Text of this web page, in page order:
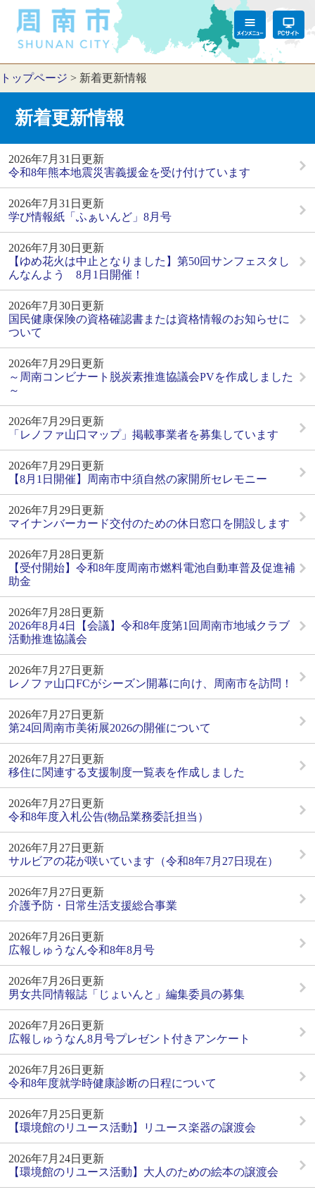
トップページ > 新着更新情報
新着更新情報
2026年7月31日更新
令和8年熊本地震災害義援金を受け付けています
2026年7月31日更新
学び情報紙「ふぁいんど」8月号
2026年7月30日更新
【ゆめ花火は中止となりました】第50回サンフェスタし
んなんよう 8月1日開催！
2026年7月30日更新
国民健康保険の資格確認書または資格情報のお知らせに
ついて
2026年7月29日更新
～周南コンビナート脱炭素推進協議会PVを作成しました
～
2026年7月29日更新
「レノファ山口マップ」掲載事業者を募集しています
2026年7月29日更新
【8月1日開催】周南市中須自然の家開所セレモニー
2026年7月29日更新
マイナンバーカード交付のための休日窓口を開設します
2026年7月28日更新
【受付開始】令和8年度周南市燃料電池自動車普及促進補
助金
2026年7月28日更新
2026年8月4日【会議】令和8年度第1回周南市地域クラブ
活動推進協議会
2026年7月27日更新
レノファ山口FCがシーズン開幕に向け、周南市を訪問！
2026年7月27日更新
第24回周南市美術展2026の開催について
2026年7月27日更新
移住に関連する支援制度一覧表を作成しました
2026年7月27日更新
令和8年度入札公告(物品業務委託担当）
2026年7月27日更新
サルビアの花が咲いています（令和8年7月27日現在）
2026年7月27日更新
介護予防・日常生活支援総合事業
2026年7月26日更新
広報しゅうなん令和8年8月号
2026年7月26日更新
男女共同情報誌「じょいんと」編集委員の募集
2026年7月26日更新
広報しゅうなん8月号プレゼント付きアンケート
2026年7月26日更新
令和8年度就学時健康診断の日程について
2026年7月25日更新
【環境館のリユース活動】リユース楽器の譲渡会
2026年7月24日更新
【環境館のリユース活動】大人のための絵本の譲渡会